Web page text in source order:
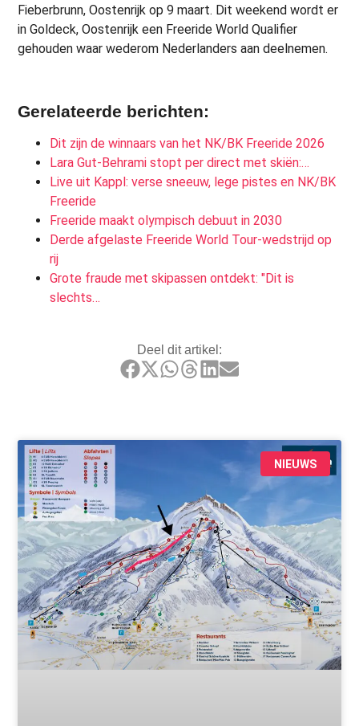
Fieberbrunn, Oostenrijk op 9 maart. Dit weekend wordt er
in Goldeck, Oostenrijk een Freeride World Qualifier
gehouden waar wederom Nederlanders aan deelnemen.
Gerelateerde berichten:
Dit zijn de winnaars van het NK/BK Freeride 2026
Lara Gut-Behrami stopt per direct met skiën:…
Live uit Kappl: verse sneeuw, lege pistes en NK/BK
Freeride
Freeride maakt olympisch debuut in 2030
Derde afgelaste Freeride World Tour-wedstrijd op
rij
Grote fraude met skipassen ontdekt: "Dit is
slechts…
Deel dit artikel:
NIEUWS